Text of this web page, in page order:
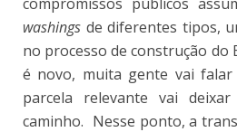
washings de diferentes tipos,
no processo de construção do
é novo, muita gente vai
parcela relevante vai
caminho. Nesse ponto, a